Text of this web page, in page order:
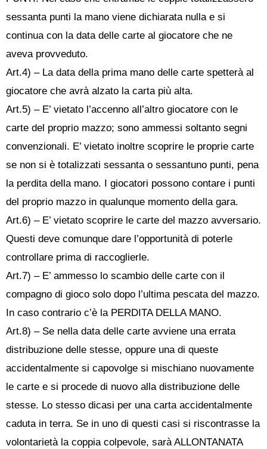
sessanta punti la mano viene dichiarata nulla e si
continua con la data delle carte al giocatore che ne
aveva provveduto.
Art.4) – La data della prima mano delle carte spetterà al
giocatore che avrà alzato la carta più alta.
Art.5) – E’ vietato l’accenno all’altro giocatore con le
carte del proprio mazzo; sono ammessi soltanto segni
convenzionali. E’ vietato inoltre scoprire le proprie carte
se non si è totalizzati sessanta o sessantuno punti, pena
la perdita della mano. I giocatori possono contare i punti
del proprio mazzo in qualunque momento della gara.
Art.6) – E’ vietato scoprire le carte del mazzo avversario.
Questi deve comunque dare l’opportunità di poterle
controllare prima di raccoglierle.
Art.7) – E’ ammesso lo scambio delle carte con il
compagno di gioco solo dopo l’ultima pescata del mazzo.
In caso contrario c’è la PERDITA DELLA MANO.
Art.8) – Se nella data delle carte avviene una errata
distribuzione delle stesse, oppure una di queste
accidentalmente si capovolge si mischiano nuovamente
le carte e si procede di nuovo alla distribuzione delle
stesse. Lo stesso dicasi per una carta accidentalmente
caduta in terra. Se in uno di questi casi si riscontrasse la
volontarietà la coppia colpevole, sarà ALLONTANATA